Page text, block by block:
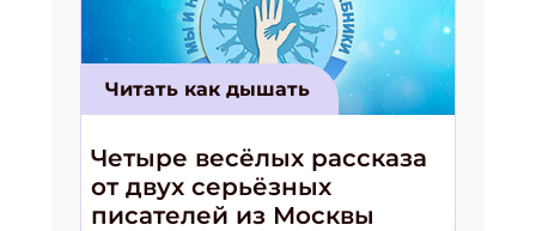
Читать как дышать
Четыре весёлых рассказа
от двух серьёзных
писателей из Москвы